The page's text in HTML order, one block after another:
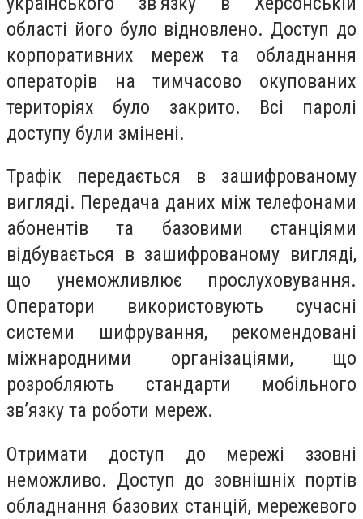
області його було відновлено. Доступ до
корпоративних мереж та обладнання
операторів на тимчасово окупованих
територіях було закрито. Всі паролі
доступу були змінені.
Трафік передається в зашифрованому
вигляді. Передача даних між телефонами
абонентів та базовими станціями
відбувається в зашифрованому вигляді,
що унеможливлює прослуховування.
Оператори використовують сучасні
системи шифрування, рекомендовані
міжнародними організаціями, що
розробляють стандарти мобільного
звʼязку та роботи мереж.
Отримати доступ до мережі ззовні
неможливо. Доступ до зовнішніх портів
обладнання базових станцій, мережевого